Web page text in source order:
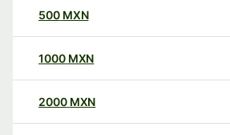
500 MXN
1000 MXN
2000 MXN